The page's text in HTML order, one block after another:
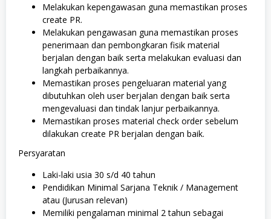
Melakukan kepengawasan guna memastikan proses
create PR.
Melakukan pengawasan guna memastikan proses
penerimaan dan pembongkaran fisik material
berjalan dengan baik serta melakukan evaluasi dan
langkah perbaikannya.
Memastikan proses pengeluaran material yang
dibutuhkan oleh user berjalan dengan baik serta
mengevaluasi dan tindak lanjur perbaikannya.
Memastikan proses material check order sebelum
dilakukan create PR berjalan dengan baik.
Persyaratan
Laki-laki usia 30 s/d 40 tahun
Pendidikan Minimal Sarjana Teknik / Management
atau (Jurusan relevan)
Memiliki pengalaman minimal 2 tahun sebagai